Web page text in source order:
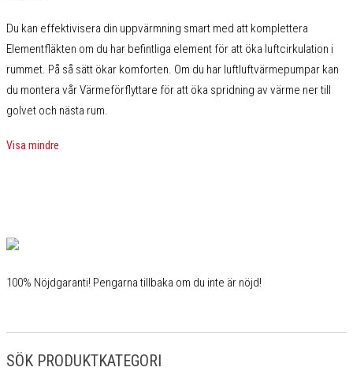
Du kan effektivisera din uppvärmning smart med att komplettera
Elementfläkten om du har befintliga element för att öka luftcirkulation i
rummet. På så sätt ökar komforten. Om du har luftluftvärmepumpar kan
du montera vår Värmeförflyttare för att öka spridning av värme ner till
golvet och nästa rum.
Visa mindre
100% Nöjdgaranti! Pengarna tillbaka om du inte är nöjd!
SÖK PRODUKTKATEGORI